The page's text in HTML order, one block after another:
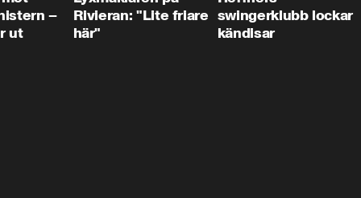
–
ut
Rivieran: "Lite friare
här"
swingerklubb lockar
kändisar